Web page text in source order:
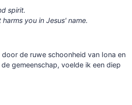
spirit.
you in Jesus' name.
de ruwe schoonheid van Iona en
gemeenschap, voelde ik een diep